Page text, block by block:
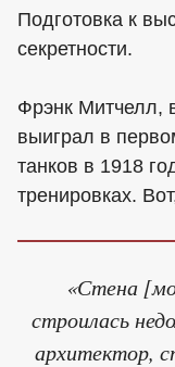
Подготовка к
секретности.
Фрэнк Митчелл,
выиграл в
танков в 1918
тренировках.
«Стена
строилась
архитектор,